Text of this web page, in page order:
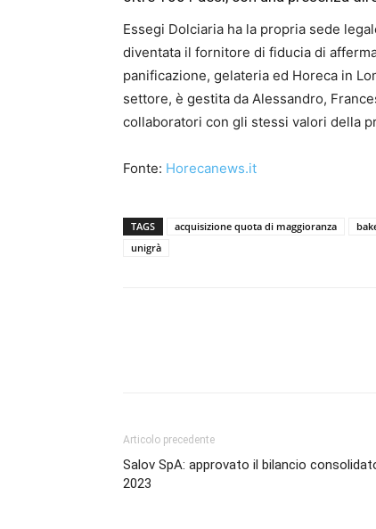
Essegi Dolciaria ha la propria sede
diventata il fornitore di fiducia di
panificazione, gelateria ed Horeca in
settore, è gestita da Alessandro,
collaboratori con gli stessi valori della
Fonte: Horecanews.it
TAGS acquisizione quota di maggioranza
unigrà
Articolo precedente
Salov SpA: approvato il bilancio
2023